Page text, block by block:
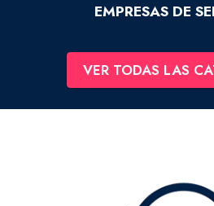
EMPRESAS DE
VER TODAS LAS